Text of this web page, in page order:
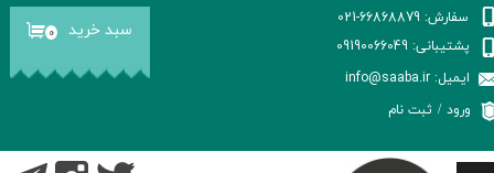
ایمیل: info@saaba.ir
سفارش: 66868879-021
۰ سبد خرید
ورود / ثبت نام
حساب کاربری من
تغییر گذر واژه
سفارشات
پشتیبانی: 09190066049